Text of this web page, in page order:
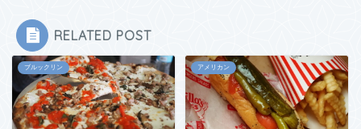
RELATED POST
ブルックリン アメリカン